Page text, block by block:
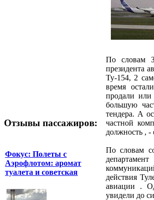
Отзывы пассажиров:
Фокус: Полеты с
Аэрофлотом: аромат
туалета и советская
По словам
президента
Ту-154, 2
время
продали
большую
тендера. А
частной
должность , -
По словам
действия
авиации .
увидели до